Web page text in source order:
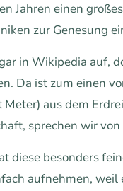
Jahren einen
zur Genesung
in Wikipedia auf,
ist zum einen
aus dem
sprechen wir von
diese besonders
aufnehmen,